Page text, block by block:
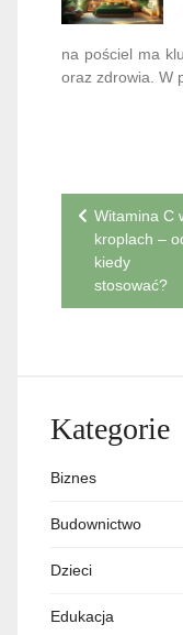
na pościel ma
oraz zdrowia. W
wpisu
Witamina C
kroplach –
kiedy
stosować?
Kategorie
Biznes
Budownictwo
Dzieci
Edukacja